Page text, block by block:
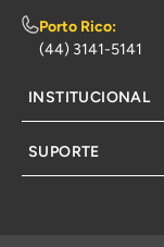
Porto Rico:
(44) 3141-5141
INSTITUCIONAL
SUPORTE